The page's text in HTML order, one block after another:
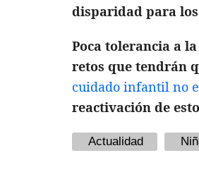
disparidad para
Poca tolerancia a
retos que tendrán
cuidado infantil no
reactivación de
Actualidad